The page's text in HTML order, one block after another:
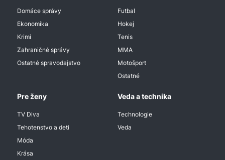
Domáce správy
Ekonomika
Krimi
Zahraničné správy
Ostatné spravodajstvo
Futbal
Hokej
Tenis
MMA
Motošport
Ostatné
Pre ženy
TV Diva
Tehotenstvo a deti
Móda
Krása
Veda a technika
Technologie
Veda